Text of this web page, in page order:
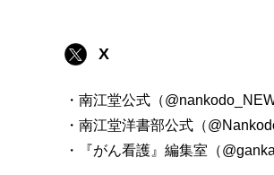
X
・南江堂公式（
・南江堂洋書部公式（
・『がん看護』編集室（